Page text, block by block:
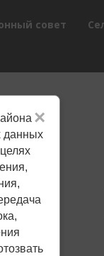
×
данных
совет